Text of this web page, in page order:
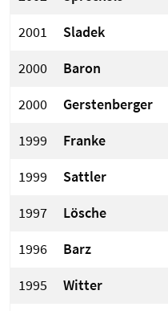
2001
Sladek
2000
Baron
2000
Gerstenberger
1999
Franke
1999
Sattler
1997
Lösche
1996
Barz
1995
Witter